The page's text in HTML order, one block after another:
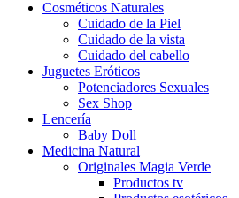
Cosméticos Naturales
Cuidado de la Piel
Cuidado de la vista
Cuidado del cabello
Juguetes Eróticos
Potenciadores Sexuales
Sex Shop
Lencería
Baby Doll
Medicina Natural
Originales Magia Verde
Productos tv